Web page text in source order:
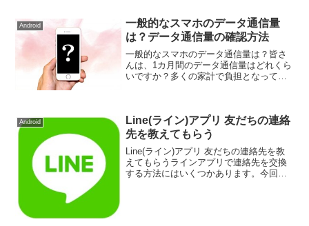
Android
一般的なスマホのデータ通信量
は？データ通信量の確認方法
一般的なスマホのデータ通信量は？皆さ
んは、1カ月間のデータ通信量はどれくら
いですか？多くの家計で負担となってい
とができます。家族4...
Android
Line(ライン)アプリ 友だちの連絡
先を教えてもらう
Line(ライン)アプリ 友だちの連絡先を教
えてもらうラインアプリで連絡先を交換
する方法にはいくつかあります。今回